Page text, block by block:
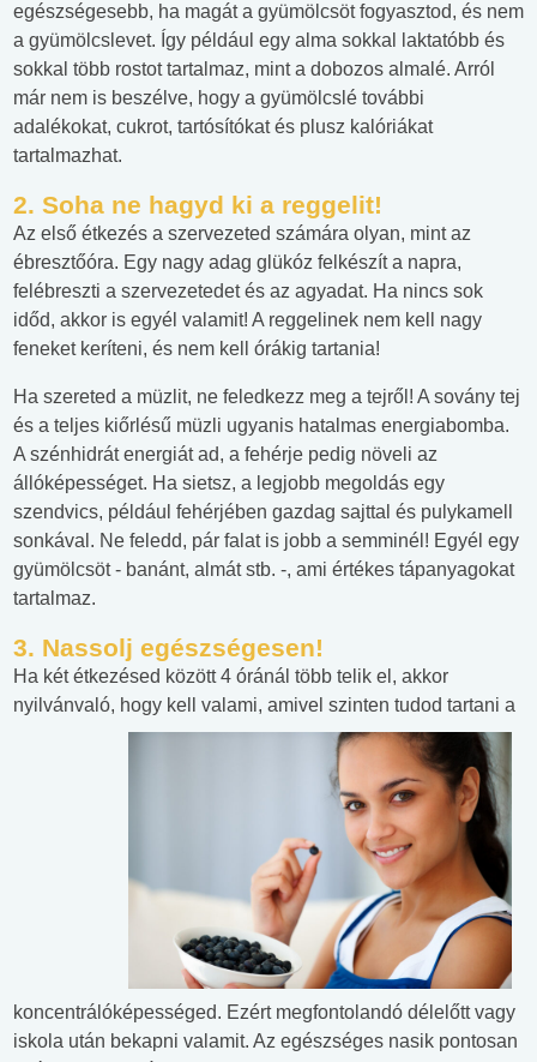
egészségesebb, ha magát a gyümölcsöt fogyasztod, és nem
a gyümölcslevet. Így például egy alma sokkal laktatóbb és
sokkal több rostot tartalmaz, mint a dobozos almalé. Arról
már nem is beszélve, hogy a gyümölcslé további
adalékokat, cukrot, tartósítókat és plusz kalóriákat
tartalmazhat.
2. Soha ne hagyd ki a reggelit!
Az első étkezés a szervezeted számára olyan, mint az
ébresztőóra. Egy nagy adag glükóz felkészít a napra,
felébreszti a szervezetedet és az agyadat. Ha nincs sok
időd, akkor is egyél valamit! A reggelinek nem kell nagy
feneket keríteni, és nem kell órákig tartania!
Ha szereted a müzlit, ne feledkezz meg a tejről! A sovány tej
és a teljes kiőrlésű müzli ugyanis hatalmas energiabomba.
A szénhidrát energiát ad, a fehérje pedig növeli az
állóképességet. Ha sietsz, a legjobb megoldás egy
szendvics, például fehérjében gazdag sajttal és pulykamell
sonkával. Ne feledd, pár falat is jobb a semminél! Egyél egy
gyümölcsöt - banánt, almát stb. -, ami értékes tápanyagokat
tartalmaz.
3. Nassolj egészségesen!
Ha két étkezésed között 4 óránál több telik el, akkor
nyilvánvaló, hogy kell valami, amivel szinten tudod tartani a
koncentrálóképességed. Ezért megfontolandó délelőtt vagy
iskola után bekapni valamit. Az egészséges nasik pontosan